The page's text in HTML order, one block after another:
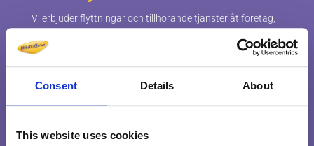
Consent Details About
This website uses cookies
Vi erbjuder flyttningar och tillhörande tjänster åt företag,
och professionellt utfört uppdrag. Oavsett om du vill ha
hjälp med hela eller delar av din flyttning, så kan vi hjälpa
dig med allt från planering, packning, montering,
Vi gör det enkelt att flytta…